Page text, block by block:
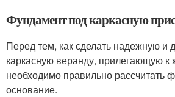
Фундамент под каркасную
Перед тем, как сделать надежную и
каркасную веранду, прилегающую к
необходимо правильно рассчитать
основание.